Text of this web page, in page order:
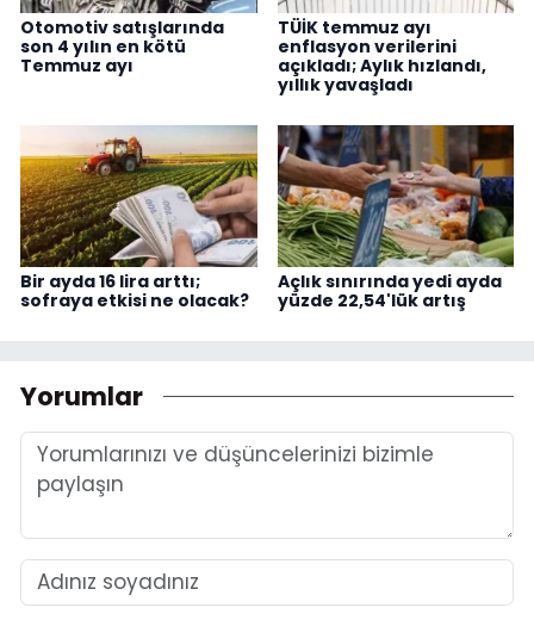
Otomotiv satışlarında
son 4 yılın en kötü
Temmuz ayı
TÜİK temmuz ayı
enflasyon verilerini
açıkladı; Aylık hızlandı,
yıllık yavaşladı
Bir ayda 16 lira arttı;
sofraya etkisi ne olacak?
Açlık sınırında yedi ayda
yüzde 22,54'lük artış
Yorumlar